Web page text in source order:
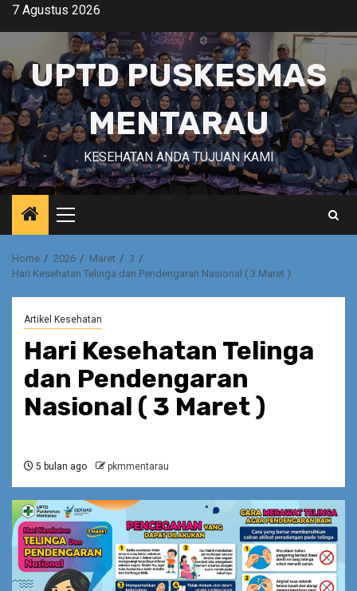
Skip7 Agustus 2026
UPTD PUSKESMAS
MENTARAU
KESEHATAN ANDA TUJUAN KAMI
Primary
Menu
Home 2026 Maret
3
Hari Kesehatan Telinga dan Pendengaran Nasional ( 3 Maret )
Artikel Kesehatan
Hari Kesehatan Telinga
dan Pendengaran
Nasional ( 3 Maret )
5 bulan ago pkmmentarau